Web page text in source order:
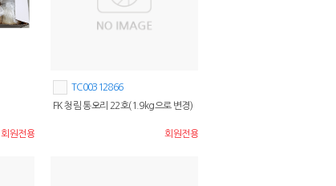
회원전용
TC00312866
FK 청림 통오리 22호(1.9kg으로 변경)
회원전용